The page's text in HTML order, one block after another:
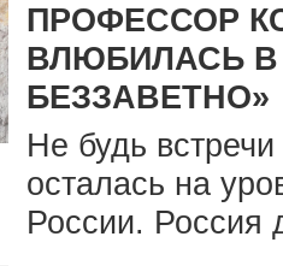
ПРОФЕССОР
ВЛЮБИЛАСЬ
БЕЗЗАВЕТНО»
Не будь
осталась на
России. Россия